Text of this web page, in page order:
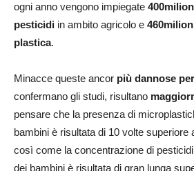
ogni anno vengono impiegate
pesticidi in ambito agricolo e
plastica.
Minacce queste ancor più dannose
confermano gli studi, risultano
pensare che la presenza di
bambini è risultata di 10 volte superiore
così come la concentrazione di pesticidi
dei bambini è risultata di gran lunga